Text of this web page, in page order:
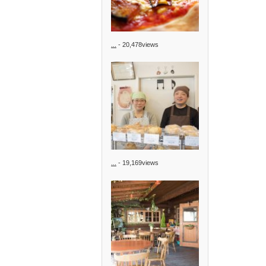
- 20,478views
- 19,169views